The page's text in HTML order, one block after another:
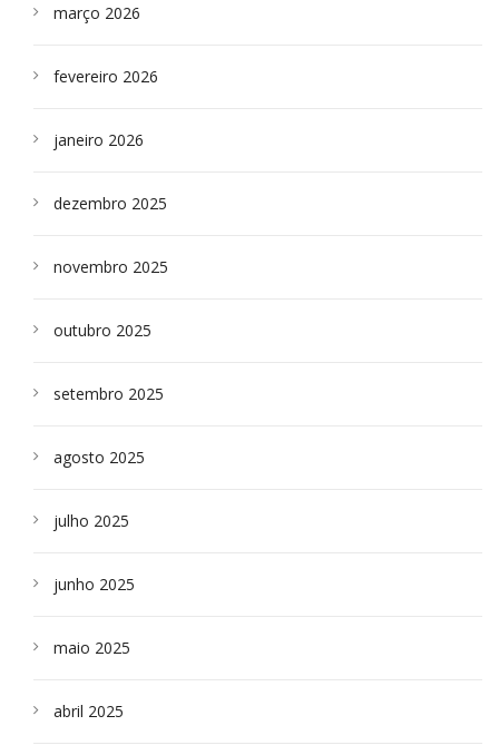
março 2026
fevereiro 2026
janeiro 2026
dezembro 2025
novembro 2025
outubro 2025
setembro 2025
agosto 2025
julho 2025
junho 2025
maio 2025
abril 2025